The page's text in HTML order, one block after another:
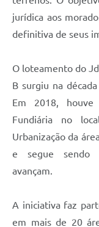
jurídica aos
definitiva de seus
O loteamento do
B surgiu na
Em 2018, houve
Fundiária no
Urbanização da
e segue sendo
avançam.
A iniciativa faz
em mais de 20